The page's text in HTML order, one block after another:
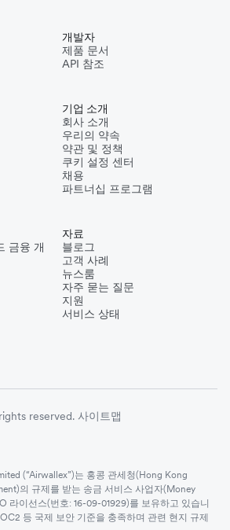
금융 개
개발자
제품 문서
API 참조
기업 소개
회사 소개
우리의 약속
약관 및 정책
쿠키 설정 센터
채용
파트너십 프로그램
자료
블로그
고객 사례
뉴스룸
자주 묻는 질문
지원
서비스 상태
reserved. 사이트맵
(“Airwallex”)는 홍콩 관세청(Hong Kong
의 규제를 받는 송금 서비스 사업자(Money
라이선스(번호: 16-09-01929)를 보유하고 있습니
등 국제 보안 기준을 충족하며 관련 현지 규제